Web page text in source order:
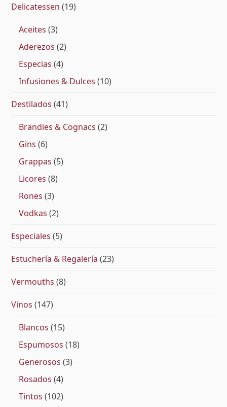
Delicatessen (19)
Aceites (3)
Aderezos (2)
Especias (4)
Infusiones & Dulces (10)
Destilados (41)
Brandies & Cognacs (2)
Gins (6)
Grappas (5)
Licores (8)
Rones (3)
Vodkas (2)
Especiales (5)
Estuchería & Regalería (23)
Vermouths (8)
Vinos (147)
Blancos (15)
Espumosos (18)
Generosos (3)
Rosados (4)
Tintos (102)